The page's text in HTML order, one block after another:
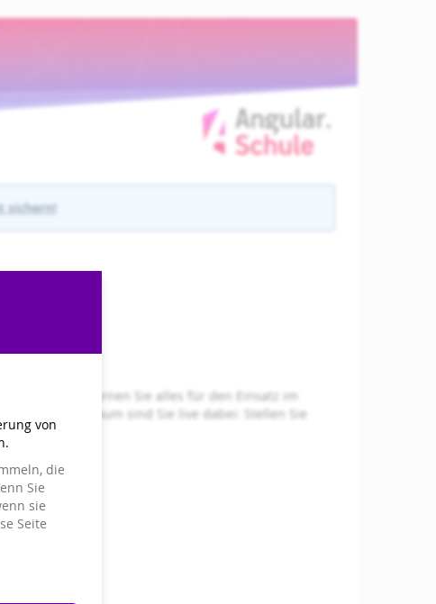
sichern!
Übungen lernen Sie alles für den Einsatz im
Trainingsraum sind Sie live dabei: Stellen Sie
von
die
Sie
sie
Seite